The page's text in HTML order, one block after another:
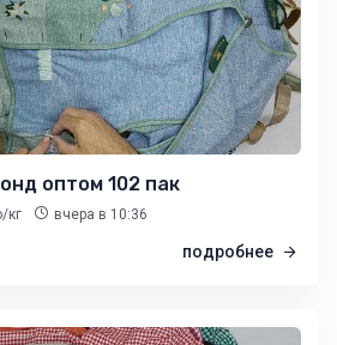
оптом 102 пак
кг вчера в 10:36
подробнее